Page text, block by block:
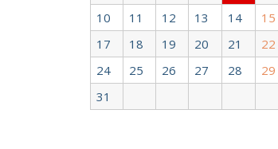
10
11 12 13 14 15
17
18 19 20 21 22
24
25 26 27 28 29
31